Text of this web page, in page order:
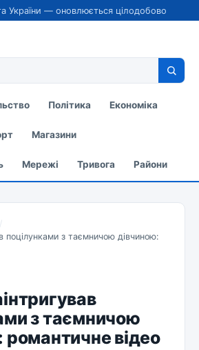
України — оновлюється цілодобово
Політика Економіка
Магазини
Мережі Тривога Райони
/
поцілунками з таємничою дівчиною:
з таємничою
романтичне відео